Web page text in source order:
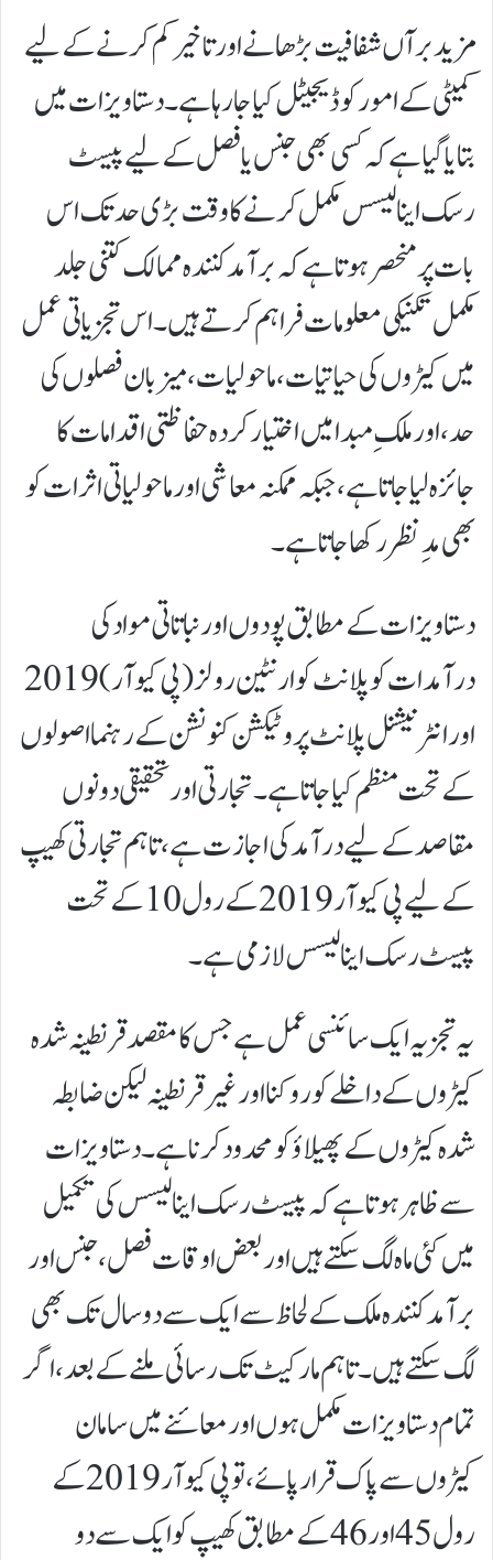
مزید برآں شفافیت بڑھانے اور تاخیر کم کرنے کے لیے
کمیٹی کے امور کو ڈیجیٹل کیا جا رہا ہے۔دستاویزات میں
بتایا گیا ہے کہ کسی بھی جنس یا فصل کے لیے پیسٹ
رسک اینالیسس مکمل کرنے کا وقت بڑی حد تک اس
بات پر منحصر ہوتا ہے کہ برآمد کنندہ ممالک کتنی جلد
مکمل تکنیکی معلومات فراہم کرتے ہیں۔ اس تجزیاتی عمل
میں کیڑوں کی حیاتیات، ماحولیات، میزبان فصلوں کی
حد، اور ملکِ مبدا میں اختیار کردہ حفاظتی اقدامات کا
جائزہ لیا جاتا ہے، جبکہ ممکنہ معاشی اور ماحولیاتی اثرات کو
بھی مدِنظر رکھا جاتا ہے۔
دستاویزات کے مطابق پودوں اور نباتاتی مواد کی
درآمدات کو پلانٹ کوارنٹین رولز (پی کیو آر) 2019
اور انٹرنیشنل پلانٹ پروٹیکشن کنونشن کے رہنما اصولوں
کے تحت منظم کیا جاتا ہے۔ تجارتی اور تحقیقی دونوں
مقاصد کے لیے درآمد کی اجازت ہے، تاہم تجارتی کھیپ
کے لیے پی کیو آر 2019 کے رول 10 کے تحت
پیسٹ رسک اینالیسس لازمی ہے۔
یہ تجزیہ ایک سائنسی عمل ہے جس کا مقصد قرنطینہ شدہ
کیڑوں کے داخلے کو روکنا اور غیر قرنطینہ لیکن ضابطہ
شدہ کیڑوں کے پھیلاؤ کو محدود کرنا ہے۔دستاویزات
سے ظاہر ہوتا ہے کہ پیسٹ رسک اینالیسس کی تکمیل
میں کئی ماہ لگ سکتے ہیں اور بعض اوقات فصل، جنس اور
برآمد کنندہ ملک کے لحاظ سے ایک سے دو سال تک بھی
لگ سکتے ہیں۔ تاہم مارکیٹ تک رسائی ملنے کے بعد، اگر
تمام دستاویزات مکمل ہوں اور معائنے میں سامان
کیڑوں سے پاک قرار پائے، تو پی کیو آر 2019 کے
رول 45 اور 46 کے مطابق کھیپ کو ایک سے دو